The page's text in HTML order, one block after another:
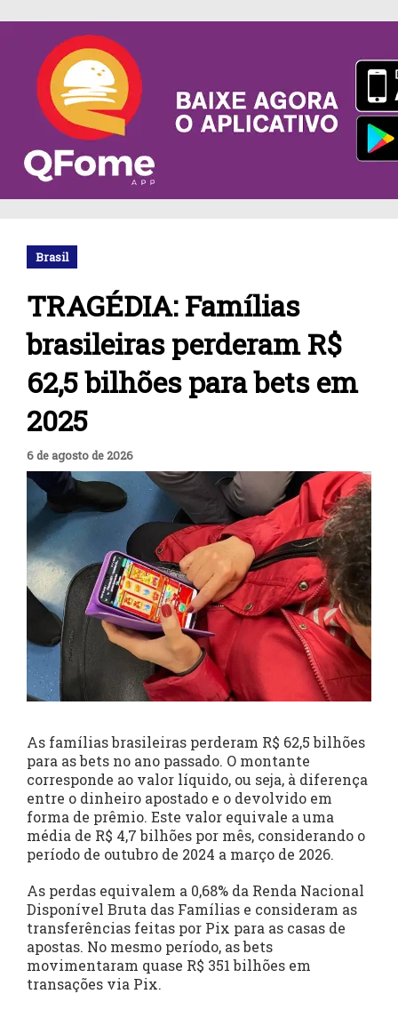
Brasil
TRAGÉDIA: Famílias
brasileiras perderam R$
62,5 bilhões para bets em
2025
6 de agosto de 2026
As famílias brasileiras perderam R$ 62,5 bilhões
para as bets no ano passado. O montante
corresponde ao valor líquido, ou seja, à diferença
entre o dinheiro apostado e o devolvido em
forma de prêmio. Este valor equivale a uma
média de R$ 4,7 bilhões por mês, considerando o
período de outubro de 2024 a março de 2026.
As perdas equivalem a 0,68% da Renda Nacional
Disponível Bruta das Famílias e consideram as
transferências feitas por Pix para as casas de
apostas. No mesmo período, as bets
movimentaram quase R$ 351 bilhões em
transações via Pix.